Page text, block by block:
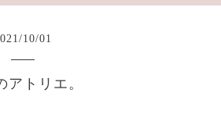
/10/01
アトリエ。